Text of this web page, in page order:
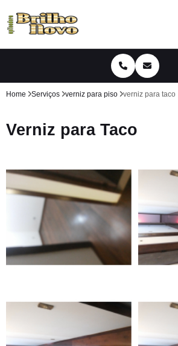
Home Serviços verniz para piso verniz para taco
Verniz para Taco